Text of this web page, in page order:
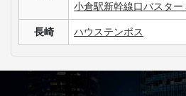
小倉駅新幹線口バスター
長崎 ハウステンボス